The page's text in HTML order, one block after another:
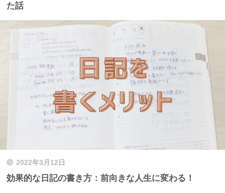
た話
2022年3月12日
効果的な日記の書き方：前向きな人生に変わる！